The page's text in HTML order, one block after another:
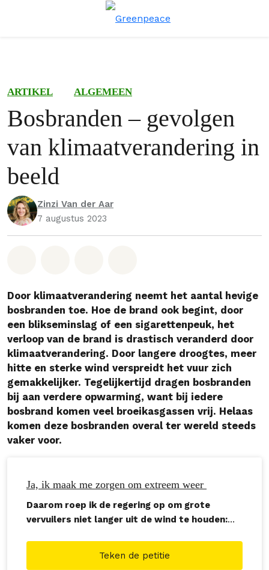
ARTIKEL ALGEMEEN
Bosbranden – gevolgen
van klimaatverandering in
beeld
Zinzi Van der Aar
7 augustus 2023
Door klimaatverandering neemt het aantal hevige
bosbranden toe. Hoe de brand ook begint, door
een blikseminslag of een sigarettenpeuk, het
verloop van de brand is drastisch veranderd door
klimaatverandering. Door langere droogtes, meer
hitte en sterke wind verspreidt het vuur zich
gemakkelijker. Tegelijkertijd dragen bosbranden
bij aan verdere opwarming, want bij iedere
bosbrand komen veel broeikasgassen vrij. Helaas
komen deze bosbranden overal ter wereld steeds
vaker voor.
Ja, ik maak me zorgen om extreem weer
Daarom roep ik de regering op om grote
vervuilers niet langer uit de wind te houden:
Teken de petitie